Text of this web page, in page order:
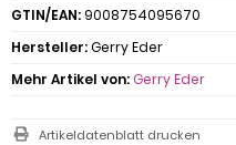
GTIN/EAN: 9008754095670
Hersteller:Gerry Eder
Mehr Artikel von: Gerry Eder
Artikeldatenblatt drucken